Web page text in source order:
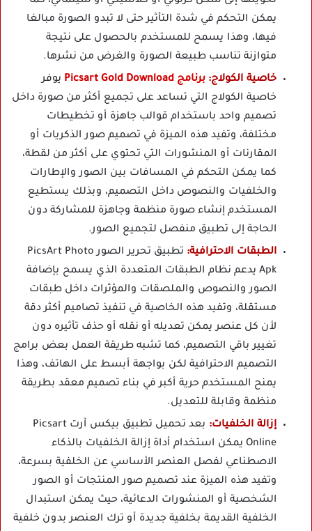
يمكن التحكم في شدة التأثير حتى لا تبدو الصورة مبالغا
فيها، وهذا يسمح للمستخدم بالحصول على نتيجة
متوازنة تناسب طبيعة الصورة والغرض من نشرها.
خاصية الكولاج: برنامج Picsart Gold Download
يوفر
خاصية الكولاج التي تساعد على تجميع أكثر من صورة داخل
تصميم واحد باستخدام قوالب جاهزة أو تخطيطات
مختلفة، وتفيد هذه الميزة في تصميم صور الذكريات أو
المقارنات أو المنشورات التي تحتوي على أكثر من لقطة،
كما يمكن التحكم في المسافات بين الصور والإطارات
والخلفيات والنصوص داخل التصميم، وبذلك يستطيع
المستخدم إنشاء صورة منظمة وجاهزة للمشاركة دون
الحاجة إلى تطبيق منفصل لتجميع الصور.
الطبقات الاحترافية:
تطبيق تحرير الصور PicsArt Photo
Apk يدعم نظام الطبقات المتعددة الذي يسمح بإضافة
الصور والنصوص والملصقات والمؤثرات داخل طبقات
مستقلة، وتفيد هذه الخاصية في تنفيذ تصاميم أكثر دقة
لأن كل عنصر يمكن تعديله أو نقله أو حذف تأثيره دون
تغيير باقي التصميم، كما تشبه طريقة العمل بعض برامج
التصميم الاحترافية لكن بواجهة أبسط على الهاتف، وهذا
يمنح المستخدم حرية أكبر في بناء تصميم معقد بطريقة
منظمة وقابلة للتعديل.
إزالة الخلفيات:
بعد تحميل تطبيق بيكس آرت Picsart
Online يمكن استخدام أداة إزالة الخلفيات بالذكاء
الاصطناعي لفصل العنصر الأساسي عن الخلفية بسرعة،
وتفيد هذه الميزة عند تصميم صور المنتجات أو الصور
الشخصية أو المنشورات الدعائية، حيث يمكن استبدال
الخلفية القديمة بخلفية جديدة أو ترك العنصر بدون خلفية